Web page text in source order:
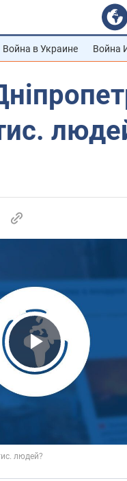
Война в Украине Война
Play